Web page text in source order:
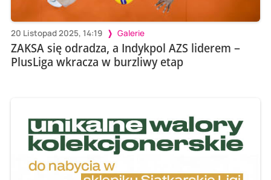
20 Listopad 2025, 14:19 Galerie
ZAKSA się odradza, a Indykpol AZS liderem –
PlusLiga wkracza w burzliwy etap